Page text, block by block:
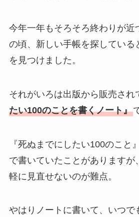
今年一年もそろそろ終わりが近
の頃、新しい手帳を探している
を見つけました。
それがいろは出版から販売され
たい100のことを書くノート』
『死ぬまでにしたい100のこと
で書いていたことがありますが
軽に見直せないのが難点。
やはりノートに書いて、いつで